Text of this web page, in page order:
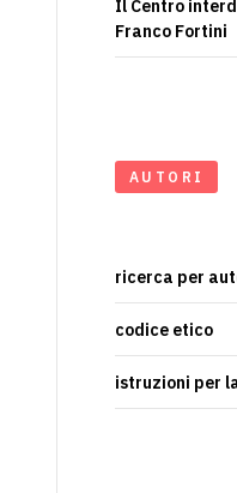
Il Centro
Franco Fortini
AUTORI
ricerca per
codice etico
istruzioni per